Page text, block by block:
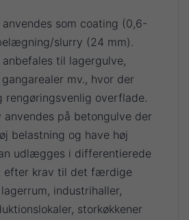
som coating (0,6-
slurry (24 mm).
til lagergulve,
mv., hvor der
rengøringsvenlig overflade.
på betongulve der
belastning og have høj
udlægges i differentierede
efter krav til det færdige
industrihaller,
storkøkkener